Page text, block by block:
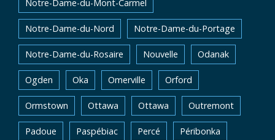
Notre-Dame-du-Mont-Carmel
Notre-Dame-du-Nord Notre-Dame-du-Portage
Notre-Dame-du-Rosaire Nouvelle Odanak
Ogden Oka Omerville Orford
Ormstown Ottawa Ottawa Outremont
Padoue Paspébiac Percé Péribonka